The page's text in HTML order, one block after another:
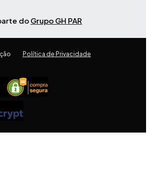
do Grupo GH PAR
Política de Privacidade